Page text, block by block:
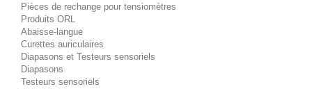
Pièces de rechange pour tensiomètres
Produits ORL
Abaisse-langue
Curettes auriculaires
Diapasons et Testeurs sensoriels
Diapasons
Testeurs sensoriels